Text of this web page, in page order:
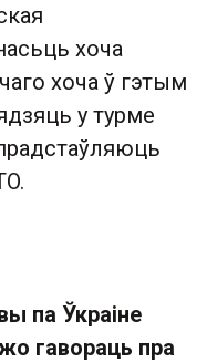
хоча
хоча ў гэтым
у турме
па Ўкраіне
гавораць пра